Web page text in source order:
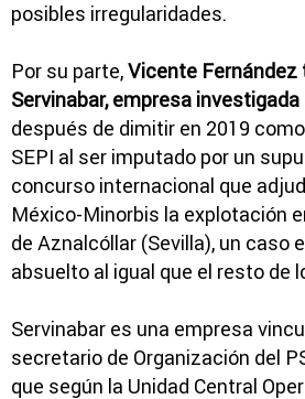
posibles irregularidades.
Por su parte,Vicente Fernández
Servinabar, empresa
después de dimitir en 2019
SEPI al ser imputado por un
concurso internacional que
México-Minorbis la explotación
de Aznalcóllar (Sevilla), un caso
absuelto al igual que el resto de
Servinabar es una empresa
secretario de Organización del
que según la Unidad Central